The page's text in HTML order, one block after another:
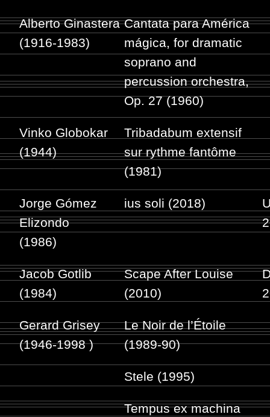
Alberto Ginastera
(1916-1983)
Cantata para América
mágica, for dramatic
soprano and
percussion orchestra,
Op. 27 (1960)
Vinko Globokar
(1944)
Tribadabum extensif
sur rythme fantôme
(1981)
Jorge Gómez
Elizondo
(1986)
ius soli (2018)
Jacob Gotlib
(1984)
Scape After Louise
(2010)
Gerard Grisey
(1946-1998 )
Le Noir de l’Étoile
(1989-90)
Stele (1995)
Tempus ex machina